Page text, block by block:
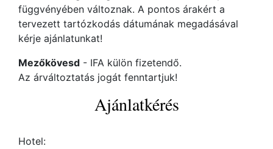
függvényében változnak. A pontos árakért a
tervezett tartózkodás dátumának megadásával
kérje ajánlatunkat!
Mezőkövesd - IFA külön fizetendő.
Az árváltoztatás jogát fenntartjuk!
Ajánlatkérés
Hotel: